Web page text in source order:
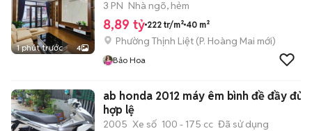
1 phút trước 4
3 PN Nhà ngõ, hẻm
8,89 tỷ 222 tr/m² 40 m²
Phường Thịnh Liệt (P. Hoàng Mai mới)
Bảo Hoa
ab honda 2012 máy êm bình đề đầy đủ cavet
hợp lệ
2005 Xe số 100 - 175 cc Đã sử dụng